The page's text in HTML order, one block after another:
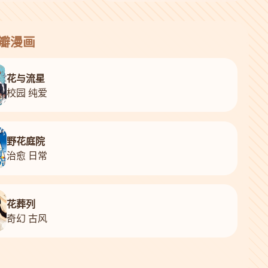
漫画
花与流星
校园 纯爱
野花庭院
治愈 日常
花葬列
奇幻 古风